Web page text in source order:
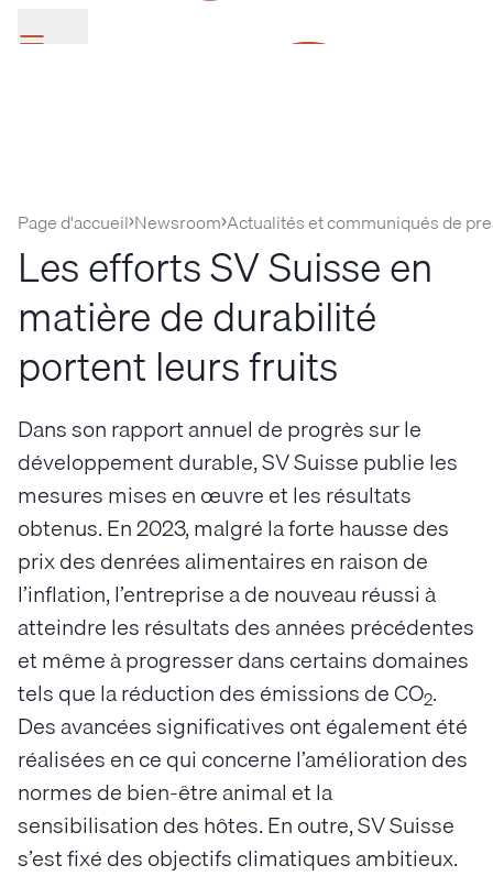
Page d'accueil Newsroom Actualités et communiqués de
Les efforts SV Suisse en
matière de durabilité
portent leurs fruits
Dans son rapport annuel de progrès sur le
développement durable, SV Suisse publie les
mesures mises en œuvre et les résultats
obtenus. En 2023, malgré la forte hausse des
prix des denrées alimentaires en raison de
l’inflation, l’entreprise a de nouveau réussi à
atteindre les résultats des années précédentes
et même à progresser dans certains domaines
tels que la réduction des émissions de CO2.
Des avancées significatives ont également été
réalisées en ce qui concerne l’amélioration des
normes de bien-être animal et la
sensibilisation des hôtes. En outre, SV Suisse
s’est fixé des objectifs climatiques ambitieux.